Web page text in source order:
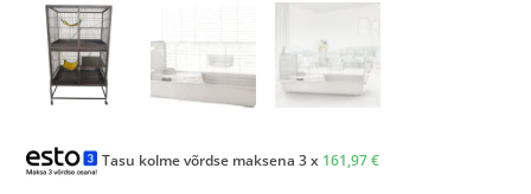
Tasu kolme võrdse maksena 3 x 161,97€